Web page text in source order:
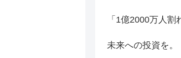
「1億2000万人
未来への投資を。